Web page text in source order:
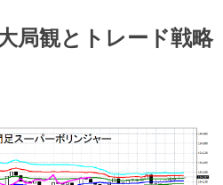
局観とトレード戦略